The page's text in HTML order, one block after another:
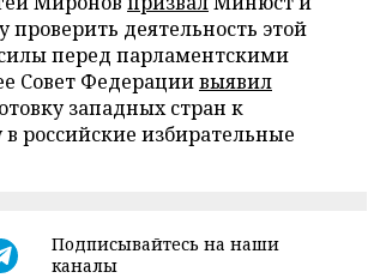
проверить деятельность этой
перед парламентскими
Совет Федерациивыявил
западных стран к
российские избирательные
Подписывайтесь на наши
каналы